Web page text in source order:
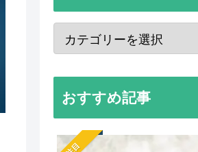
おすすめ記事